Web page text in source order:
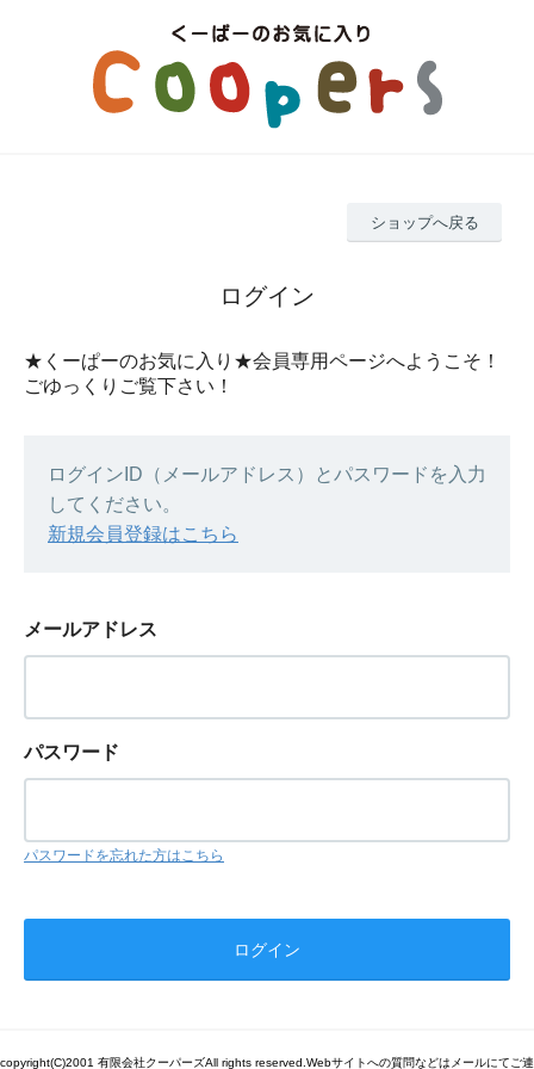
ショップへ戻る
ログイン
★くーぱーのお気に入り★会員専用ページへようこそ！
ごゆっくりご覧下さい！
ログインID（メールアドレス）とパスワードを入力
してください。
新規会員登録はこちら
メールアドレス
パスワード
パスワードを忘れた方はこちら
copyright(C)2001 有限会社クーパーズAll rights reserved.Webサイトへの質問などはメールにてご連